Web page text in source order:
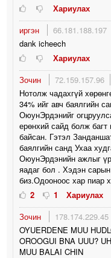
Хариулах
иргэн
66.181.188.197
dank icheech
Хариулах
Зочин
72.159.157.96
Нотолж чадахгүй
34% ийг авч баялгийн
ОюунЭрдэнийг
ерөнхий сайд болж
байсан. Гэтэл
баялгийн санд Ухаа
ОюунЭрдэнийн ажлыг
яадаг бол . Хэдэн
биз.Одооноос хар пиар
2
1
Хариулах
Зочин
178.174.229.45
OYUERDENE MUU
OROOGUI BNA UUU?
MUU BALAI CHIN